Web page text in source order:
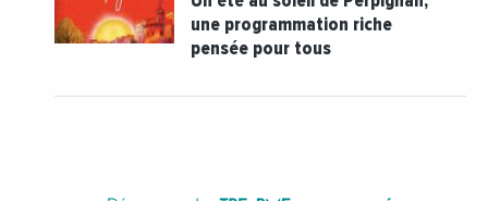
une programmation riche
pensée pour tous